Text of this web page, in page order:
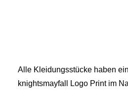
Alle Kleidungsstücke haben
knightsmayfall Logo Print im